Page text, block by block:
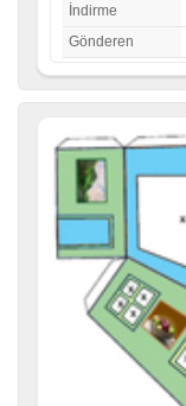
İndirme
Gönderen